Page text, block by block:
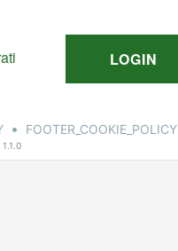
• FOOTER_COOKIE_POLICY
1.1.0